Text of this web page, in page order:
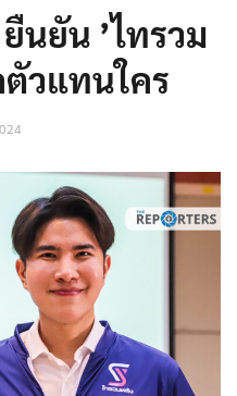
นยัน ’ไทรวม
วแทนใคร